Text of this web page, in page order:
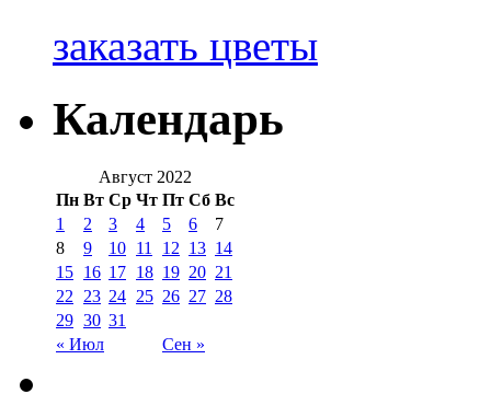
заказать цветы
Календарь
Август 2022
Пн Вт Ср Чт Пт Сб Вс
« Июл Сен »
1 2 3 4 5 6
7
8
9 10 11 12 13 14
15 16 17 18 19 20 21
22
23 24 25 26 27 28
29 30 31